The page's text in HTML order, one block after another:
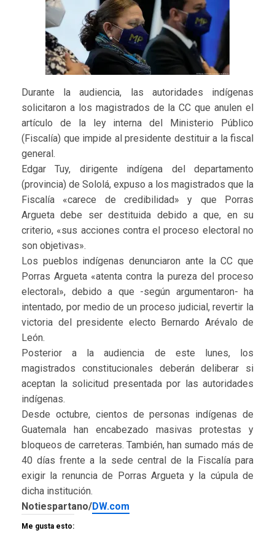
Durante la audiencia, las autoridades indígenas
solicitaron a los magistrados de la CC que anulen el
artículo de la ley interna del Ministerio Público
(Fiscalía) que impide al presidente destituir a la fiscal
general.
Edgar Tuy, dirigente indígena del departamento
(provincia) de Sololá, expuso a los magistrados que la
Fiscalía «carece de credibilidad» y que Porras
Argueta debe ser destituida debido a que, en su
criterio, «sus acciones contra el proceso electoral no
son objetivas».
Los pueblos indígenas denunciaron ante la CC que
Porras Argueta «atenta contra la pureza del proceso
electoral», debido a que -según argumentaron- ha
intentado, por medio de un proceso judicial, revertir la
victoria del presidente electo Bernardo Arévalo de
León.
Posterior a la audiencia de este lunes, los
magistrados constitucionales deberán deliberar si
aceptan la solicitud presentada por las autoridades
indígenas.
Desde octubre, cientos de personas indígenas de
Guatemala han encabezado masivas protestas y
bloqueos de carreteras. También, han sumado más de
40 días frente a la sede central de la Fiscalía para
exigir la renuncia de Porras Argueta y la cúpula de
dicha institución.
Notiespartano/DW.com
Me gusta esto: